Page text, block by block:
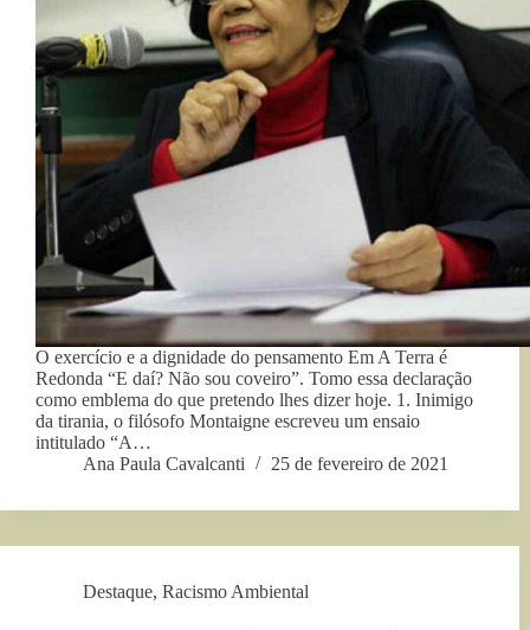
O exercício e a dignidade do pensamento Em A Terra é
Redonda “E daí? Não sou coveiro”. Tomo essa declaração
como emblema do que pretendo lhes dizer hoje. 1. Inimigo
da tirania, o filósofo Montaigne escreveu um ensaio
intitulado “A…
Ana Paula Cavalcanti
25 de fevereiro de 2021
Destaque, Racismo Ambiental